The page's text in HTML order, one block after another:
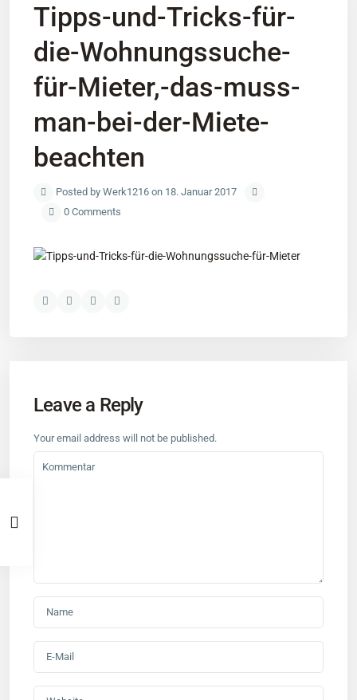
Tipps-und-Tricks-für-
die-Wohnungssuche-
für-Mieter,-das-muss-
man-bei-der-Miete-
beachten
Posted by Werk1216 on 18. Januar 2017
0 Comments
Leave a Reply
Your email address will not be published.